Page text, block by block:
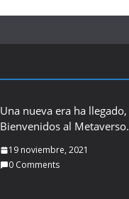
Una nueva era ha llegado,
Bienvenidos al Metaverso.
19 noviembre, 2021
0 Comments